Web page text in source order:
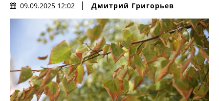
09.09.2025 12:02 Дмитрий Григорьев